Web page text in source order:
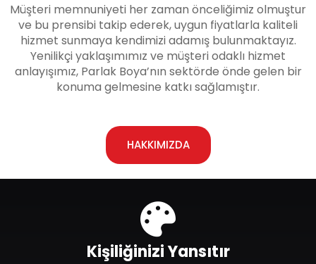
Müşteri memnuniyeti her zaman önceliğimiz olmuştur
ve bu prensibi takip ederek, uygun fiyatlarla kaliteli
hizmet sunmaya kendimizi adamış bulunmaktayız.
Yenilikçi yaklaşımımız ve müşteri odaklı hizmet
anlayışımız, Parlak Boya’nın sektörde önde gelen bir
konuma gelmesine katkı sağlamıştır.
HAKKIMIZDA
Kişiliğinizi Yansıtır